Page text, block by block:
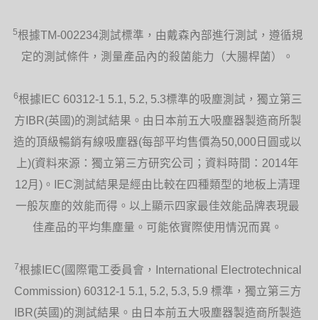
5根據TM-002234測試標準，由戴森內部進行測試，遵循規
定的測試條件，測量產品內的殺菌能力（大腸桿菌）。
6根據IEC 60312-1 5.1, 5.2, 5.3標準的吸塵測試，獨立第三
方IBR(英國)的測試結果。由日本前五大吸塵器製造商所製
造的頂級暢銷有線吸塵器(每部平均售價為50,000日圓或以
上)(資料來源：獨立第三方研究公司；資料時間：2014年
12月)。IEC測試結果是經由比較在四種類型的地板上清理
一般灰塵的效能而得。以上顯示四家最佳效能品牌表現最
佳產品的平均集塵量。可能依實際使用情況而異。
7根據IEC(國際電工委員會，International Electrotechnical
Commission) 60312-1 5.1, 5.2, 5.3, 5.9 標準，獨立第三方
IBR(英國)的測試結果。由日本前五大吸塵器製造商所製造